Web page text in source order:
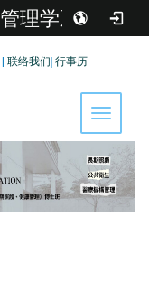
理学系
联络我们 行事历
Toggle